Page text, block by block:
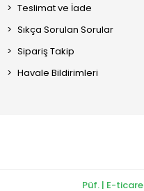
Teslimat ve İade
Sıkça Sorulan Sorular
Sipariş Takip
Havale Bildirimleri
Püf. | E-